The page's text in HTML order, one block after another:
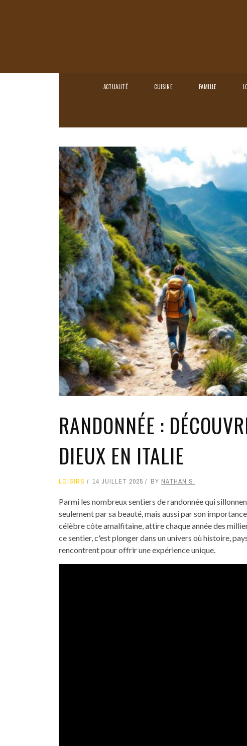
ACTUALITÉ CUISINE FAMILLE
RANDONNÉE :
DIEUX EN ITALIE
LOISIRS 14 JUILLET 2025 BY NATHAN S.
Parmi les nombreux sentiers de randonnée qui
seulement par sa beauté, mais aussi par son
célèbre côte amalfitaine, attire chaque année des
ce sentier, c'est plonger dans un univers où histoire,
rencontrent pour offrir une expérience unique.